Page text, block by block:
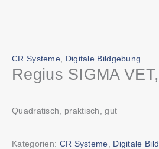
CR Systeme Digitale Bildgebung
Regius SIGMA
Quadratisch, praktisch, gut
Kategorien: CR Systeme
Digitale